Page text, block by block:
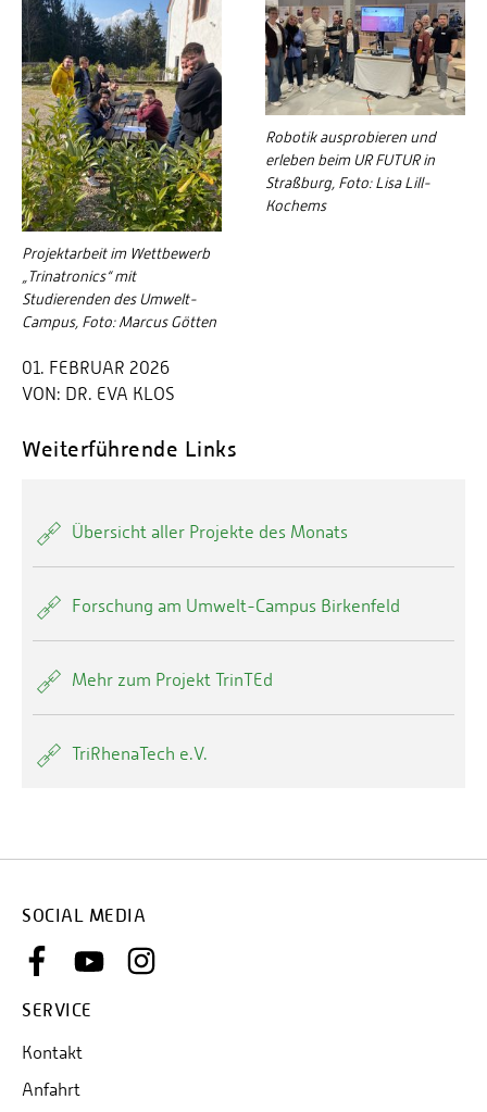
Projektarbeit im Wettbewerb
„Trinatronics“ mit
Studierenden des Umwelt-
Campus, Foto: Marcus Götten
Robotik ausprobieren und
erleben beim UR FUTUR in
Straßburg, Foto: Lisa Lill-
Kochems
01. FEBRUAR 2026
VON: DR. EVA KLOS
Weiterführende Links
Übersicht aller Projekte des Monats
Forschung am Umwelt-Campus Birkenfeld
Mehr zum Projekt TrinTEd
TriRhenaTech e.V.
SOCIAL MEDIA
SERVICE
Kontakt
Anfahrt